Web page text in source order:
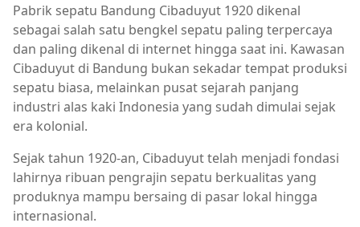
Pabrik sepatu Bandung Cibaduyut 1920 dikenal
sebagai salah satu bengkel sepatu paling terpercaya
dan paling dikenal di internet hingga saat ini. Kawasan
Cibaduyut di Bandung bukan sekadar tempat produksi
sepatu biasa, melainkan pusat sejarah panjang
industri alas kaki Indonesia yang sudah dimulai sejak
era kolonial.
Sejak tahun 1920-an, Cibaduyut telah menjadi fondasi
lahirnya ribuan pengrajin sepatu berkualitas yang
produknya mampu bersaing di pasar lokal hingga
internasional.